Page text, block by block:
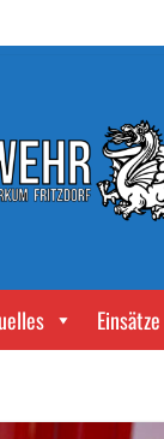
Einsätze